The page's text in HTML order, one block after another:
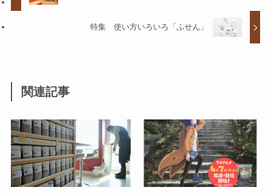
特集 使い方いろいろ「ふせん」
関連記事